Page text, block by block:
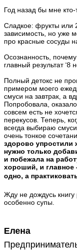
Год назад бы мне кто-
Сладкое: фрукты или
зависимость, но уже
про красные сосуды
Осознанность,
главный результат ‘8
Полный детокс не
примером моего
смуси на завтрак, а
Попробовала,
совсем есть не
перекусов. Теперь,
всегда выбираю
очень тонкое
здорово упростили
нужно только
и побежала на
хороший, и главное
одно, а
Жду не дождусь
особенно супы.
Елена